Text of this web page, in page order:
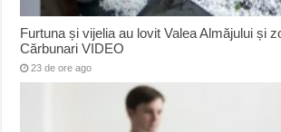
Furtuna și vijelia au lovit Valea Almăjului și
Cărbunari VIDEO
23 de ore ago